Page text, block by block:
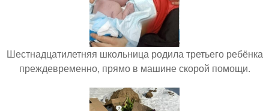
Шестнадцатилетняя школьница родила третьего ребёнка
преждевременно, прямо в машине скорой помощи.